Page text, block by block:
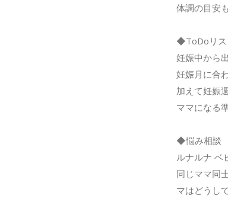
体調の目安
◆ToDoリス
妊娠中から
妊娠月に合
加えて妊娠
ママになる
◆悩み相談
ルナルナ ベ
同じママ同
マはどうし